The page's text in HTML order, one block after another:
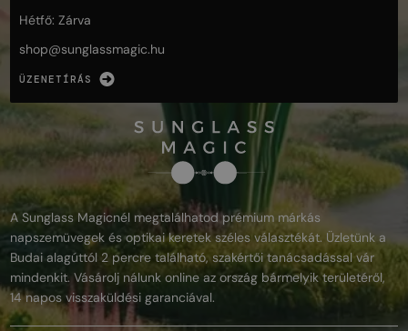
Hétfő: Zárva
shop@sunglassmagic.hu
ÜZENETÍRÁS
A Sunglass Magicnél megtalálhatod prémium márkás
napszemüvegek és optikai keretek széles választékát. Üzletünk a
Budai alagúttól 2 percre található, szakértői tanácsadással vár
mindenkit. Vásárolj nálunk online az ország bármelyik területéről,
14 napos visszaküldési garanciával.